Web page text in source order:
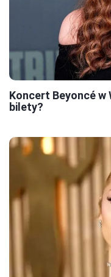
Koncert Beyoncé
bilety?